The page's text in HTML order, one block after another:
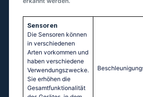
Sensoren
Die Sensoren können
in verschiedenen
Arten vorkommen und
haben verschiedene
Verwendungszwecke.
Sie erhöhen die
Gesamtfunktionalität